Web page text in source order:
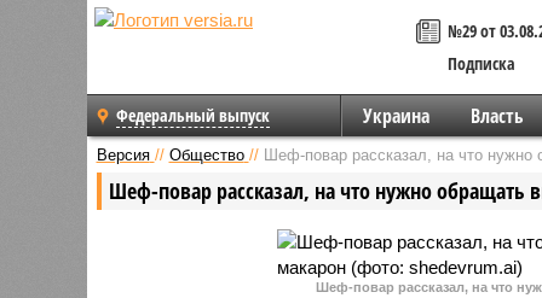
№29 от
Подписка
Федеральный выпуск Украина Власть
Версия // Общество // Шеф-повар рассказал, на что нужно
Шеф-повар рассказал, на что нужно
Шеф-повар рассказал, на что